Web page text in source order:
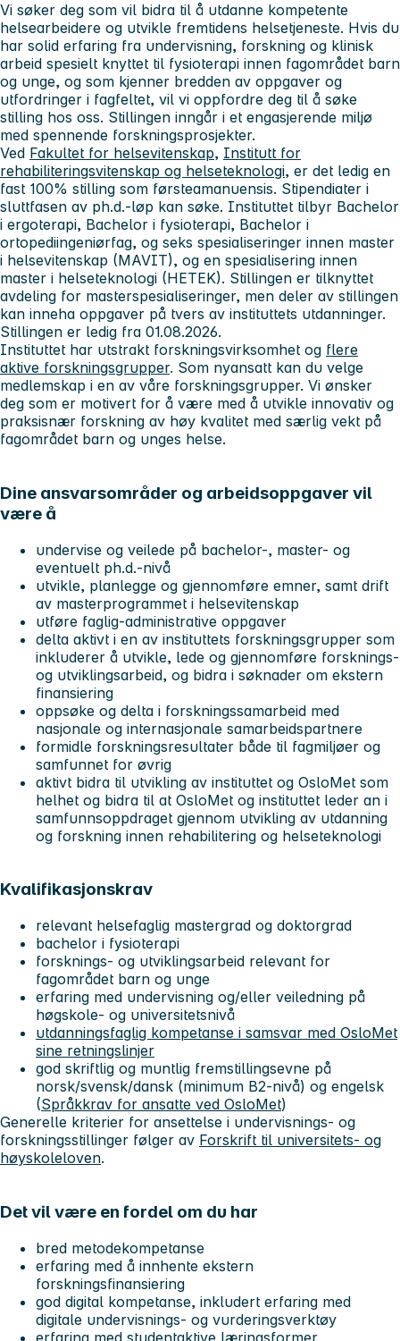
Vi søker deg som vil bidra til å utdanne kompetente
helsearbeidere og utvikle fremtidens helsetjeneste. Hvis du
har solid erfaring fra undervisning, forskning og klinisk
arbeid spesielt knyttet til fysioterapi innen fagområdet barn
og unge, og som kjenner bredden av oppgaver og
utfordringer i fagfeltet, vil vi oppfordre deg til å søke
stilling hos oss. Stillingen inngår i et engasjerende miljø
med spennende forskningsprosjekter.
Ved Fakultet for helsevitenskap, Institutt for
rehabiliteringsvitenskap og helseteknologi, er det ledig en
fast 100% stilling som førsteamanuensis. Stipendiater i
sluttfasen av ph.d.-løp kan søke. Instituttet tilbyr Bachelor
i ergoterapi, Bachelor i fysioterapi, Bachelor i
ortopediingeniørfag, og seks spesialiseringer innen master
i helsevitenskap (MAVIT), og en spesialisering innen
master i helseteknologi (HETEK). Stillingen er tilknyttet
avdeling for masterspesialiseringer, men deler av stillingen
kan inneha oppgaver på tvers av instituttets utdanninger.
Stillingen er ledig fra 01.08.2026.
Instituttet har utstrakt forskningsvirksomhet og flere
aktive forskningsgrupper. Som nyansatt kan du velge
medlemskap i en av våre forskningsgrupper. Vi ønsker
deg som er motivert for å være med å utvikle innovativ og
praksisnær forskning av høy kvalitet med særlig vekt på
fagområdet barn og unges helse.
Dine ansvarsområder og arbeidsoppgaver vil
være å
undervise og veilede på bachelor-, master- og
eventuelt ph.d.-nivå
utvikle, planlegge og gjennomføre emner, samt drift
av masterprogrammet i helsevitenskap
utføre faglig-administrative oppgaver
delta aktivt i en av instituttets forskningsgrupper som
inkluderer å utvikle, lede og gjennomføre forsknings-
og utviklingsarbeid, og bidra i søknader om ekstern
finansiering
oppsøke og delta i forskningssamarbeid med
nasjonale og internasjonale samarbeidspartnere
formidle forskningsresultater både til fagmiljøer og
samfunnet for øvrig
aktivt bidra til utvikling av instituttet og OsloMet som
helhet og bidra til at OsloMet og instituttet leder an i
samfunnsoppdraget gjennom utvikling av utdanning
og forskning innen rehabilitering og helseteknologi
Kvalifikasjonskrav
relevant helsefaglig mastergrad og doktorgrad
bachelor i fysioterapi
forsknings- og utviklingsarbeid relevant for
fagområdet barn og unge
erfaring med undervisning og/eller veiledning på
høgskole- og universitetsnivå
utdanningsfaglig kompetanse i samsvar med OsloMet
sine retningslinjer
god skriftlig og muntlig fremstillingsevne på
norsk/svensk/dansk (minimum B2-nivå) og engelsk
(Språkkrav for ansatte ved OsloMet)
Generelle kriterier for ansettelse i undervisnings- og
forskningsstillinger følger av Forskrift til universitets- og
høyskoleloven.
Det vil være en fordel om du har
bred metodekompetanse
erfaring med å innhente ekstern
forskningsfinansiering
god digital kompetanse, inkludert erfaring med
digitale undervisnings- og vurderingsverktøy
erfaring med studentaktive læringsformer